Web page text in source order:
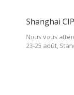
Shanghai
Nous vous
23-25 ​​août,